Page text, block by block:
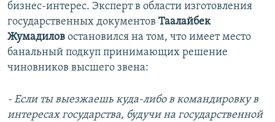
бизнес-интерес. Эксперт в области изготовления
государственных документов Таалайбек
Жумадилов остановился на том, что имеет место
банальный подкуп принимающих решение
чиновников высшего звена:
- Если ты выезжаешь куда-либо в командировку в
интересах государства, будучи на государственной